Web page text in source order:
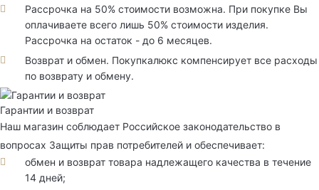
Рассрочка на 50% стоимости возможна. При покупке Вы
оплачиваете всего лишь 50% стоимости изделия.
Рассрочка на остаток - до 6 месяцев.
Возврат и обмен. Покупкалюкс компенсирует все расходы
по возврату и обмену.
Гарантии и возврат
Наш магазин соблюдает Российское законодательство в
вопросах Защиты прав потребителей и обеспечивает:
обмен и возврат товара надлежащего качества в течение
14 дней;